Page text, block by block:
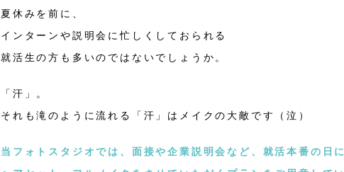
夏休みを前に、
インターンや説明会に忙しくしておられる
就活生の方も多いのではないでしょうか。
「汗」。
それも滝のように流れる「汗」はメイクの大敵です（泣）
当フォトスタジオでは、面接や企業説明会など、就活本番の日に